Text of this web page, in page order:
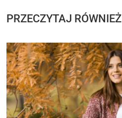
PRZECZYTAJ RÓWNIEŻ